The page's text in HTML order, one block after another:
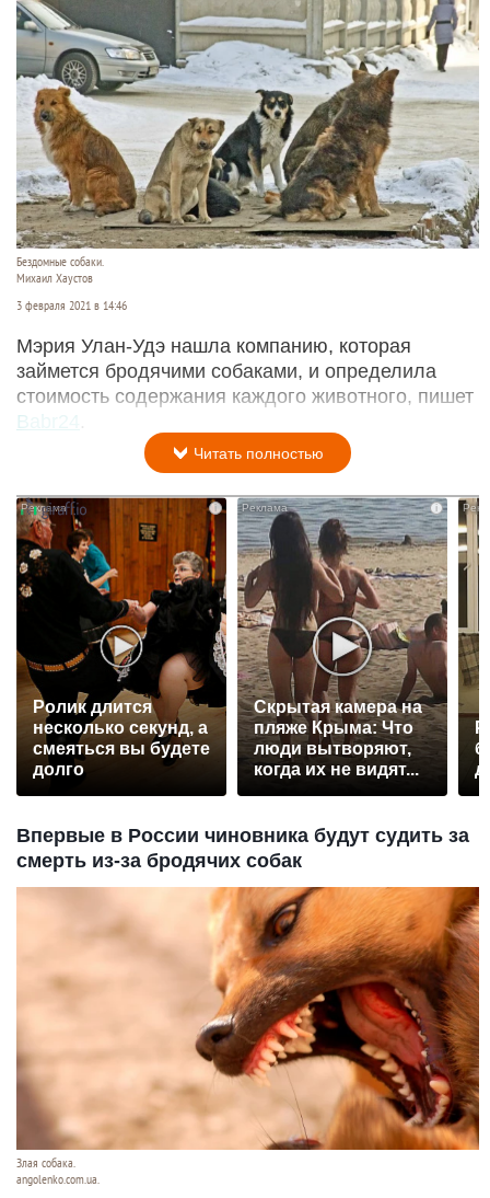
Бездомные собаки.
Михаил Хаустов
3 февраля 2021 в 14:46
Мэрия Улан-Удэ нашла компанию, которая
займется бродячими собаками, и определила
стоимость содержания каждого животного, пишет
Babr24
Читать полностью
i
Ролик длится
несколько секунд, а
смеяться вы будете
долго
i
Скрытая камера на
пляже Крыма: Что
люди вытворяют,
когда их не видят...
Впервые в России чиновника будут судить за
смерть из-за бродячих собак
Злая собака.
angolenko.com.ua.